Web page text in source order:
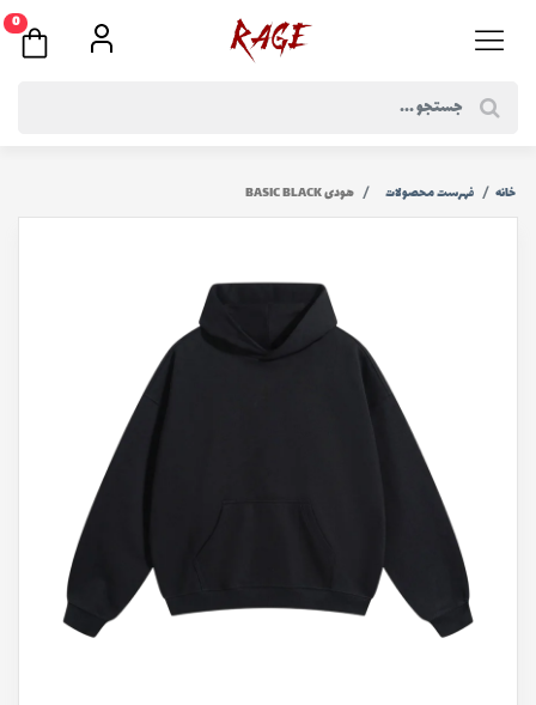
0
خانه فهرست محصولات هودی BASIC BLACK